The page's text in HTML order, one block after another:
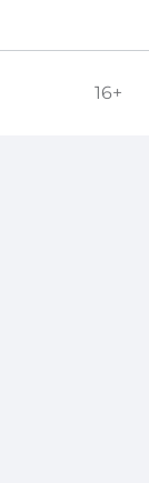
16+